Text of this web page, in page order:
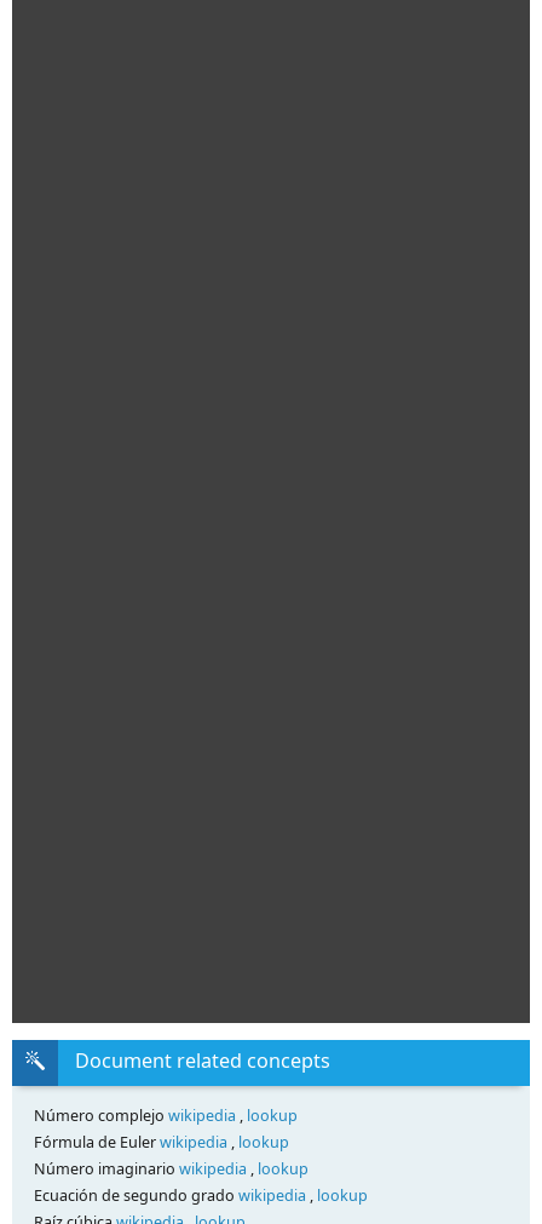
Document related concepts
Número complejo wikipedia , lookup
Fórmula de Eulerwikipedia , lookup
Número imaginario wikipedia , lookup
Ecuación de segundo grado wikipedia , lookup